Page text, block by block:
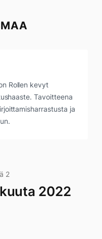
Rollen kevyt
Tavoitteena
ja
2
2022